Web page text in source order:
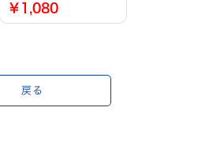
￥1,080
戻る